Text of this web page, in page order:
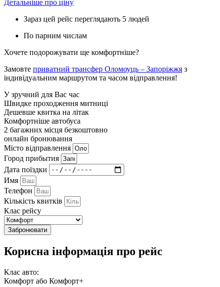
Детальніше про ціну
Зараз цей рейс переглядають 5 людей
По парним числам
Хочете подорожувати ще комфортніше?
Замовте приватний трансфер Оломоуць – Запоріжжя з
індивідуальним маршрутом та часом відправлення!
У зручний для Вас час
Швидке проходження митниці
Дешевше квитка на літак
Комфортніше автобуса
2 багажних місця безкоштовно
онлайн бронювання
Мiсто вiдправлення
Город прибытия
Дата поїздки
Имя
Телефон
Кількість квитків
Клас рейсу
Забронювати
Корисна інформація про рейс
Клас авто:
Комфорт або Комфорт+